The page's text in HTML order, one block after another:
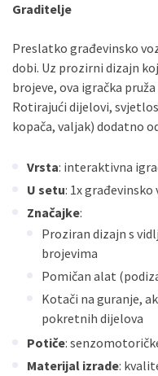
Graditelje
Preslatko građevinsko
dobi. Uz prozirni dizajn
brojeve, ova igračka
Rotirajući dijelovi,
kopača, valjak) dodatno
Vrsta: interaktivna
U setu: 1x građevinsko
Značajke:
Proziran dizajn s
brojevima
Pomičan alat
Kotači na guranje,
pokretnih dijelova
Potiče:
Materijal izrade: